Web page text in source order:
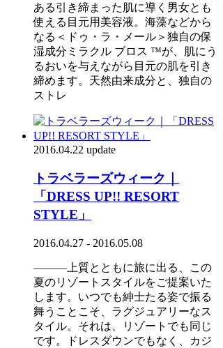
ある引き締まった肌に導く男女とも
使える目元用美容液。海藻などから
なる＜ドゥ・ラ・メール＞独自の保
湿成分ミラクル ブロス ™が、肌にう
るおいを与えながら目元の肌を引き
締めます。天然由来成分と、独自の
ストレ
2016.04.22 update
トラベラーズウィーク｜
「DRESS UP!! RESORT
STYLE」
2016.04.27 - 2016.05.08
―――上質とともに旅に出る、この
夏のリゾートスタイルをご提案いた
します。いつでも紳士たる姿で振る
舞うことこそ、ラグジュアリーなス
タイル。それは、リゾートでも同じ
です。ドレスダウンでもなく、カジ